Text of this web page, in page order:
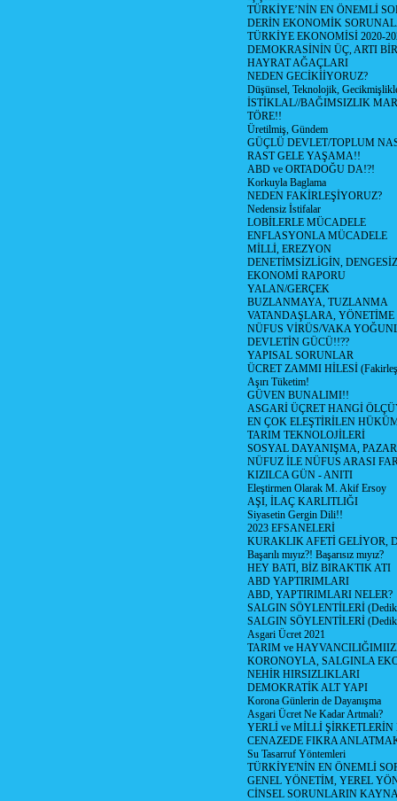
TÜRKİYE’NİN EN ÖNEMLİ
DERİN EKONOMİK
TÜRKİYE EKONOMİSİ 2020-
DEMOKRASİNİN ÜÇ, ARTI
HAYRAT AĞAÇLARI
NEDEN GECİKİİYORUZ?
Düşünsel, Teknolojik,
İSTİKLAL//BAĞIMSIZLIK
TÖRE!!
Üretilmiş, Gündem
GÜÇLÜ DEVLET/TOPLUM
RAST GELE YAŞAMA!!
ABD ve ORTADOĞU DA!?!
Korkuyla Baglama
NEDEN FAKİRLEŞİYORUZ?
Nedensiz İstifalar
LOBİLERLE MÜCADELE
ENFLASYONLA MÜCADELE
MİLLİ, EREZYON
DENETİMSİZLİGİN,
EKONOMİ RAPORU
YALAN/GERÇEK
BUZLANMAYA, TUZLANMA
VATANDAŞLARA,
NÜFUS VİRÜS/VAKA
DEVLETİN GÜCÜ!!??
YAPISAL SORUNLAR
ÜCRET ZAMMI HİLESİ
Aşırı Tüketim!
GÜVEN BUNALIMI!!
ASGARİ ÜÇRET HANGİ
EN ÇOK ELEŞTİRİLEN
TARIM TEKNOLOJİLERİ
SOSYAL DAYANIŞMA,
NÜFUZ İLE NÜFUS ARASI
KIZILCA GÜN - ANITI
Eleştirmen Olarak M. Akif Ersoy
AŞI, İLAÇ KARLITLIĞI
Siyasetin Gergin Dili!!
2023 EFSANELERİ
KURAKLIK AFETİ GELİYOR,
Başarılı mıyız?! Başarısız mıyız?
HEY BATI, BİZ BIRAKTIK ATI
ABD YAPTIRIMLARI
ABD, YAPTIRIMLARI NELER?
SALGIN SÖYLENTİLERİ
SALGIN SÖYLENTİLERİ
Asgari Ücret 2021
TARIM ve
KORONOYLA, SALGINLA
NEHİR HIRSIZLIKLARI
DEMOKRATİK ALT YAPI
Korona Günlerin de Dayanışma
Asgari Ücret Ne Kadar Artmalı?
YERLİ ve MİLLİ
CENAZEDE FIKRA
Su Tasarruf Yöntemleri
TÜRKİYE'NİN EN ÖNEMLİ
GENEL YÖNETİM, YEREL
CİNSEL SORUNLARIN